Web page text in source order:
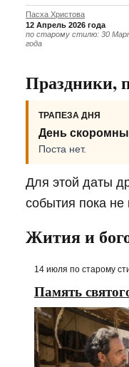
Пасха Христова
12 Апрель 2026 года
по старому стилю: 30
года
Праздники,
ТРАПЕЗА ДНЯ
День
Поста нет.
Для этой даты
события пока
Жития и
14 июля по старому
Память